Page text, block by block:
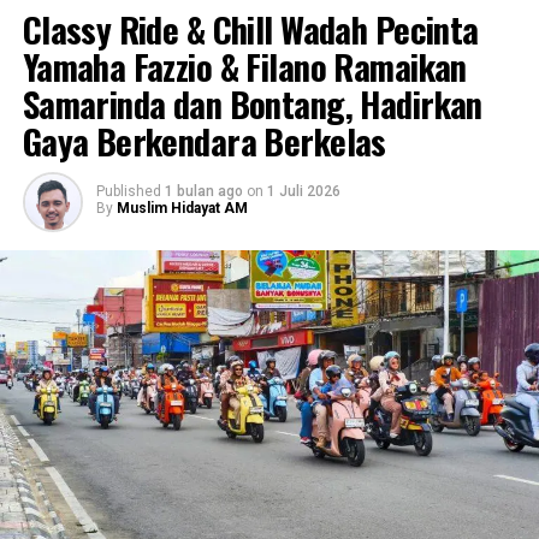
Classy Ride & Chill Wadah Pecinta
Yamaha Fazzio & Filano Ramaikan
Samarinda dan Bontang, Hadirkan
Gaya Berkendara Berkelas
Published 1 bulan ago on 1 Juli 2026
By Muslim Hidayat AM